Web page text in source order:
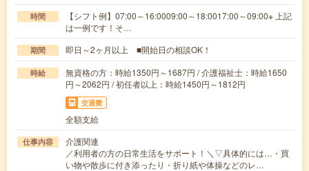
時間
【シフト例】07:00～16:0009:00～18:0017:00～09:00※ 上記
は一例です！そ…
期間 即日～2ヶ月以上 ■開始日の相談OK！
時給
無資格の方：時給1350円～1687円 / 介護福祉士：時給1650
円～2062円 / 初任者以上：時給1450円～1812円
交通費
全額支給
仕事内容
介護関連
／利用者の方の日常生活をサポート！＼▽具体的には…・買
い物や散歩に付き添ったり・折り紙や体操などのレ…